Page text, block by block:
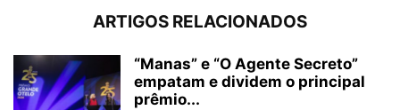
ARTIGOS RELACIONADOS
“Manas” e “O Agente Secreto”
empatam e dividem o principal
prêmio...